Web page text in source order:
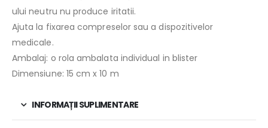
ului neutru nu produce iritatii.
Ajuta la fixarea compreselor sau a dispozitivelor
medicale.
Ambalaj: o rola ambalata individual in blister
Dimensiune: 15 cm x 10 m
INFORMAȚII SUPLIMENTARE